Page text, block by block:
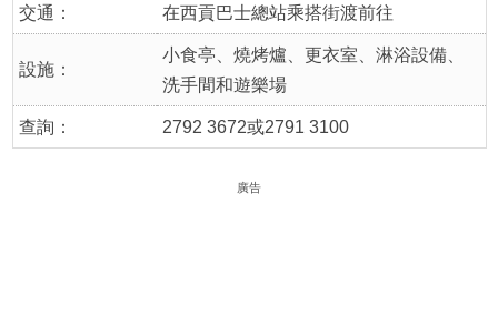
交通： 在西貢巴士總站乘搭街渡前往
設施：
小食亭、燒烤爐、更衣室、淋浴設備、
洗手間和遊樂場
查詢： 2792 3672或2791 3100
廣告